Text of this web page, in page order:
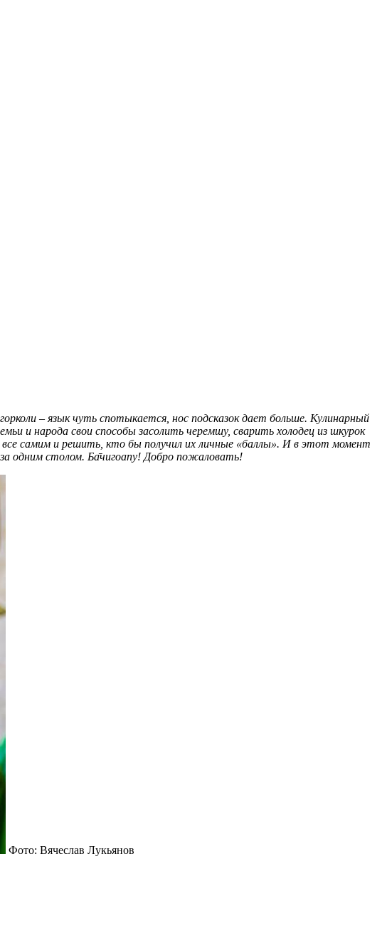
– язык чуть спотыкается, нос подсказок дает больше. Кулинарный
и народа свои способы засолить черемшу, сварить холодец из шкурок
самим и решить, кто бы получил их личные «баллы». И в этот момент
одним столом. Ба̄чигоапу! Добро пожаловать!
Фото: Вячеслав Лукьянов